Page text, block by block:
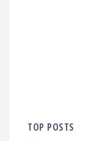
TOP POSTS